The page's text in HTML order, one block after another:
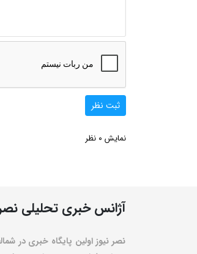
ثبت نظر
نمایش 0 نظر
آژانس خبری تحلیلی
نصر نیوز اولین پایگاه خبری در